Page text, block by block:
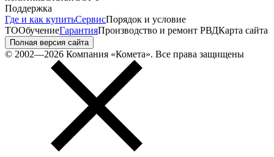
Поддержка
Где и как купитьСервисПорядок и условие
ТООбучениеГарантияПроизводство и ремонт РВДКарта сайта
Полная версия сайта
© 2002—2026 Компания «Комета». Все права защищены